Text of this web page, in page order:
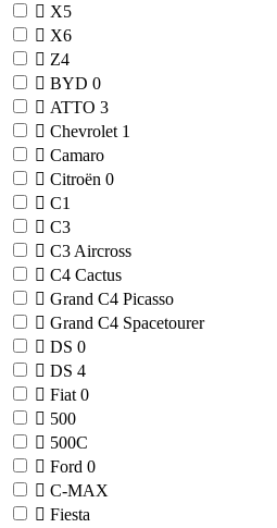
X5
X6
Z4
BYD 0
ATTO 3
Chevrolet 1
Camaro
Citroën 0
C1
C3
C3 Aircross
C4 Cactus
Grand C4 Picasso
Grand C4 Spacetourer
DS 0
DS 4
Fiat 0
500
500C
Ford 0
C-MAX
Fiesta